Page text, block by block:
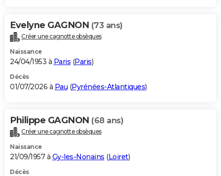
Bricolage
Lifestyle
Culture
Sport
Auto
Television
Voyage
Cinema
Evelyne GAGNON (73 ans)
Créer une cagnotte obsèques
Naissance
24/04/1953 à Paris (Paris)
Décès
01/07/2026 à Pau (Pyrénées-Atlantiques)
Philippe GAGNON (68 ans)
Créer une cagnotte obsèques
Naissance
21/09/1957 à Gy-les-Nonains (Loiret)
Décès